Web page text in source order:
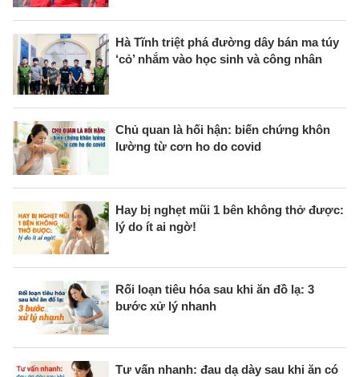
Hà Tĩnh triệt phá đường dây bán ma túy
‘cỏ’ nhắm vào học sinh và công nhân
Chủ quan là hối hận: biến chứng khôn
lường từ cơn ho do covid
Hay bị nghẹt mũi 1 bên không thở được:
lý do ít ai ngờ!
Rối loạn tiêu hóa sau khi ăn đồ lạ: 3
bước xử lý nhanh
Tư vấn nhanh: đau dạ dày sau khi ăn có